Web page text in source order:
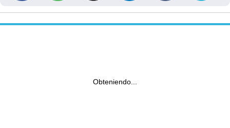
Obteniendo...